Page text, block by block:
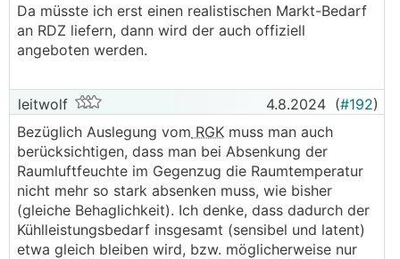
Da müsste ich erst einen realistischen Markt-Bedarf
an RDZ liefern, dann wird der auch offiziell
angeboten werden.
leitwolf 4.8.2024 (#192)
Bezüglich Auslegung vom RGK muss man auch
berücksichtigen, dass man bei Absenkung der
Raumluftfeuchte im Gegenzug die Raumtemperatur
nicht mehr so stark absenken muss, wie bisher
(gleiche Behaglichkeit). Ich denke, dass dadurch der
Kühlleistungsbedarf insgesamt (sensibel und latent)
etwa gleich bleiben wird, bzw. möglicherweise nur